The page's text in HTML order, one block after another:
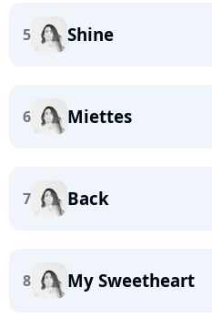
5 Shine
6 Miettes
7 Back
8 My Sweetheart